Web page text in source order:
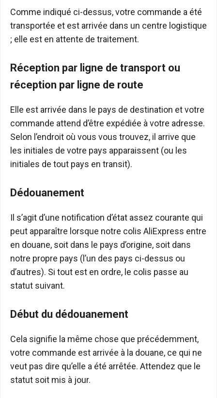
Comme indiqué ci-dessus, votre commande a été
transportée et est arrivée dans un centre logistique
; elle est en attente de traitement.
Réception par ligne de transport ou
réception par ligne de route
Elle est arrivée dans le pays de destination et votre
commande attend d’être expédiée à votre adresse.
Selon l’endroit où vous vous trouvez, il arrive que
les initiales de votre pays apparaissent (ou les
initiales de tout pays en transit).
Dédouanement
Il s’agit d’une notification d’état assez courante qui
peut apparaître lorsque notre colis AliExpress entre
en douane, soit dans le pays d’origine, soit dans
notre propre pays (l’un des pays ci-dessus ou
d’autres). Si tout est en ordre, le colis passe au
statut suivant.
Début du dédouanement
Cela signifie la même chose que précédemment,
votre commande est arrivée à la douane, ce qui ne
veut pas dire qu’elle a été arrêtée. Attendez que le
statut soit mis à jour.